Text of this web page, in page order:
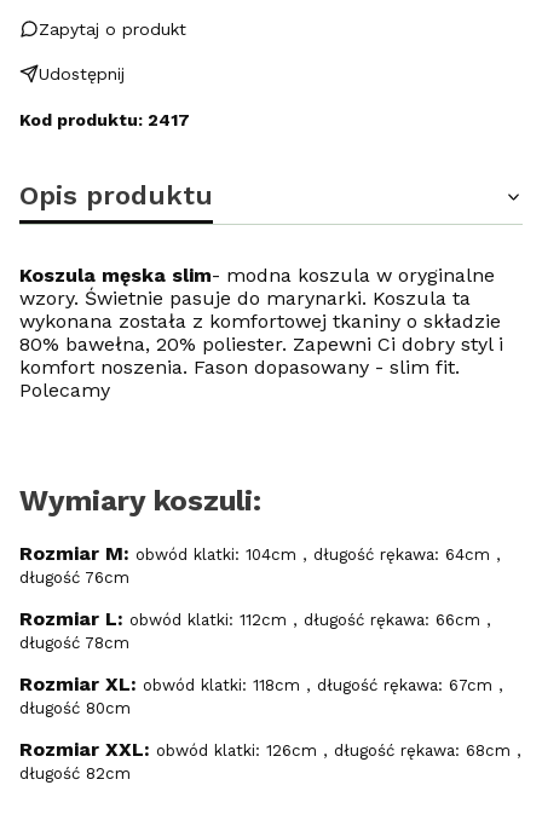
Zapytaj o produkt
Udostępnij
Kod produktu: 2417
Opis produktu
Koszula męska slim- modna koszula w oryginalne
wzory. Świetnie pasuje do marynarki. Koszula ta
wykonana została z komfortowej tkaniny o składzie
80% bawełna, 20% poliester. Zapewni Ci dobry styl i
komfort noszenia. Fason dopasowany - slim fit.
Polecamy
Wymiary koszuli:
Rozmiar M: obwód klatki: 104cm , długość rękawa: 64cm ,
długość 76cm
Rozmiar L: obwód klatki: 112cm , długość rękawa: 66cm ,
długość 78cm
Rozmiar XL: obwód klatki: 118cm , długość rękawa: 67cm ,
długość 80cm
Rozmiar XXL: obwód klatki: 126cm , długość rękawa: 68cm ,
długość 82cm